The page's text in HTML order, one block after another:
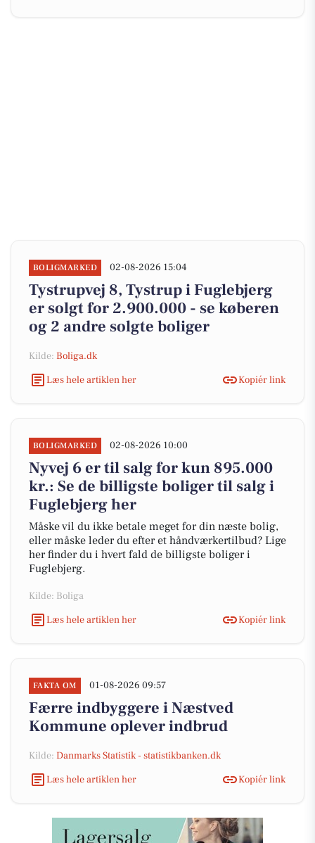
BOLIGMARKED 02-08-2026 15:04
Tystrupvej 8, Tystrup i Fuglebjerg
er solgt for 2.900.000 - se køberen
og 2 andre solgte boliger
Kilde: Boliga.dk
Læs hele artiklen her
Kopiér link
BOLIGMARKED 02-08-2026 10:00
Nyvej 6 er til salg for kun 895.000
kr.: Se de billigste boliger til salg i
Fuglebjerg her
Måske vil du ikke betale meget for din næste bolig,
eller måske leder du efter et håndværkertilbud? Lige
her finder du i hvert fald de billigste boliger i
Fuglebjerg.
Kilde: Boliga
Læs hele artiklen her
Kopiér link
FAKTA OM 01-08-2026 09:57
Færre indbyggere i Næstved
Kommune oplever indbrud
Kilde: Danmarks Statistik - statistikbanken.dk
Læs hele artiklen her
Kopiér link